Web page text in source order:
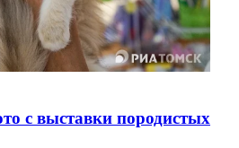
с выставки породистых